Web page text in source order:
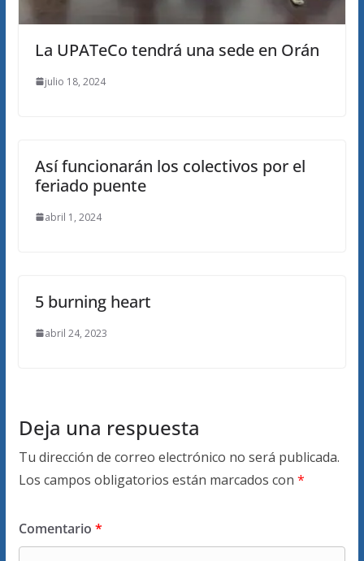
La UPATeCo tendrá una sede en Orán
julio 18, 2024
Así funcionarán los colectivos por el
feriado puente
abril 1, 2024
5 burning heart
abril 24, 2023
Deja una respuesta
Tu dirección de correo electrónico no será publicada.
Los campos obligatorios están marcados con *
Comentario *